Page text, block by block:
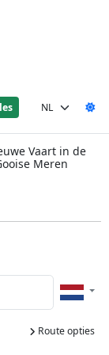
Vaart in de
Meren
Route opties